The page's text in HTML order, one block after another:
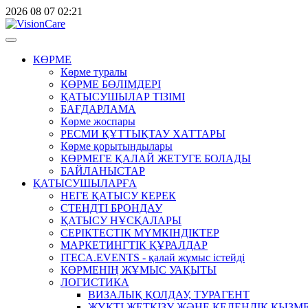
2026 08 07 02:21
КӨРМЕ
Көрме туралы
КӨРМЕ БӨЛІМДЕРІ
ҚАТЫСУШЫЛАР ТІЗІМІ
БАҒДАРЛАМА
Көрме жоспары
РЕСМИ ҚҰТТЫҚТАУ ХАТТАРЫ
Көрме қорытындылары
КӨРМЕГЕ ҚАЛАЙ ЖЕТУГЕ БОЛАДЫ
БАЙЛАНЫСТАР
ҚАТЫСУШЫЛАРҒА
НЕГЕ ҚАТЫСУ КЕРЕК
СТЕНДТІ БРОНДАУ
ҚАТЫСУ НҰСҚАЛАРЫ
СЕРІКТЕСТІК МҮМКІНДІКТЕР
МАРКЕТИНГТІК ҚҰРАЛДАР
ITECA.EVENTS - қалай жұмыс істейді
КӨРМЕНІҢ ЖҰМЫС УАҚЫТЫ
ЛОГИСТИКА
ВИЗАЛЫҚ ҚОЛДАУ, ТУРАГЕНТ